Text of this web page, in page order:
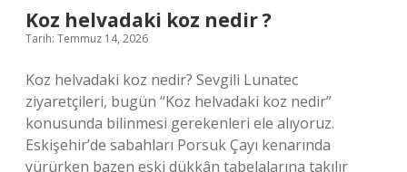
Koz helvadaki koz nedir ?
Tarih: Temmuz 14, 2026
Koz helvadaki koz nedir? Sevgili Lunatec
ziyaretçileri, bugün “Koz helvadaki koz nedir”
konusunda bilinmesi gerekenleri ele alıyoruz.
Eskişehir’de sabahları Porsuk Çayı kenarında
yürürken bazen eski dükkân tabelalarına takılır